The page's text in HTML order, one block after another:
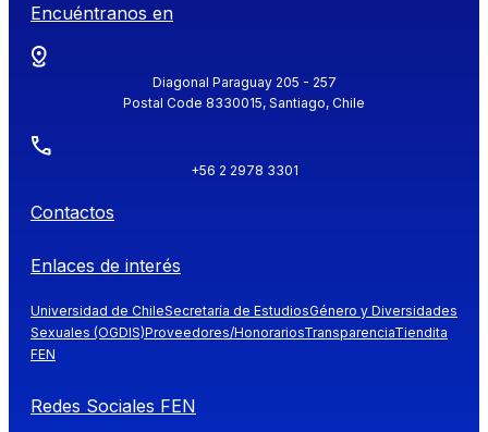
Encuéntranos en
Diagonal Paraguay 205 - 257
Postal Code 8330015, Santiago, Chile
+56 2 2978 3301
Contactos
Enlaces de interés
Universidad de ChileSecretaría de EstudiosGénero y Diversidades
Sexuales (OGDIS)Proveedores/HonorariosTransparenciaTiendita
FEN
Redes Sociales FEN